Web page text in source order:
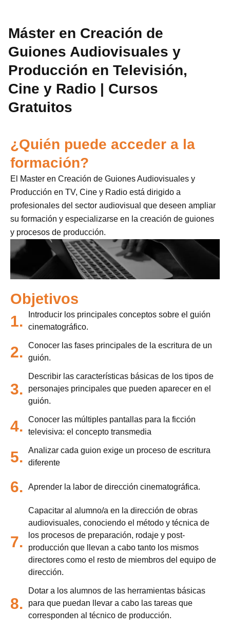
Máster en Creación de
Guiones Audiovisuales y
Producción en Televisión,
Cine y Radio | Cursos
Gratuitos
¿Quién puede acceder a la
formación?
El Master en Creación de Guiones Audiovisuales y
Producción en TV, Cine y Radio está dirigido a
profesionales del sector audiovisual que deseen ampliar
su formación y especializarse en la creación de guiones
y procesos de producción.
Objetivos
1.
Introducir los principales conceptos sobre el guión
cinematográfico.
2.
Conocer las fases principales de la escritura de un
guión.
3.
Describir las características básicas de los tipos de
personajes principales que pueden aparecer en el
guión.
4.
Conocer las múltiples pantallas para la ficción
televisiva: el concepto transmedia
5.
Analizar cada guion exige un proceso de escritura
diferente
6. Aprender la labor de dirección cinematográfica.
7.
Capacitar al alumno/a en la dirección de obras
audiovisuales, conociendo el método y técnica de
los procesos de preparación, rodaje y post-
producción que llevan a cabo tanto los mismos
directores como el resto de miembros del equipo de
dirección.
8.
Dotar a los alumnos de las herramientas básicas
para que puedan llevar a cabo las tareas que
corresponden al técnico de producción.